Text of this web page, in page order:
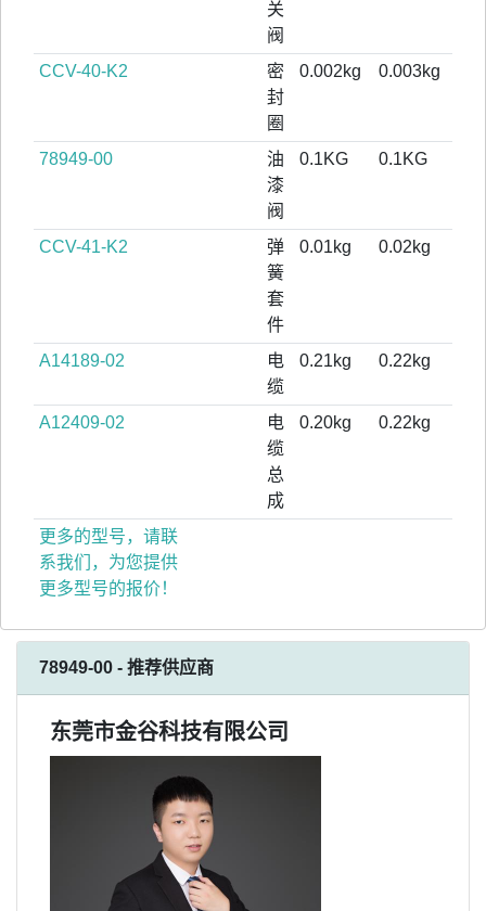
关
阀
CCV-40-K2
密
封
圈
0.002kg 0.003kg
78949-00
油
漆
阀
0.1KG 0.1KG
CCV-41-K2
弹
簧
套
件
0.01kg 0.02kg
A14189-02
电
缆
0.21kg 0.22kg
A12409-02
电
缆
总
成
0.20kg 0.22kg
更多的型号，请联
系我们，为您提供
更多型号的报价！
78949-00 - 推荐供应商
东莞市金谷科技有限公司